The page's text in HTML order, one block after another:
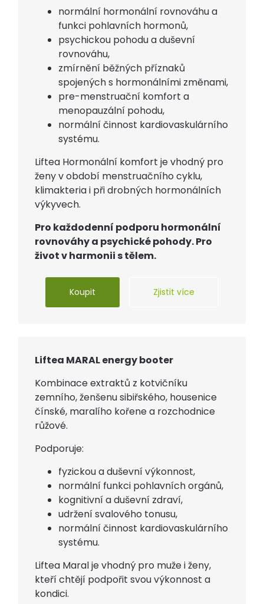
normální hormonální rovnováhu a
funkci pohlavních hormonů,
psychickou pohodu a duševní
rovnováhu,
zmírnění běžných příznaků
spojených s hormonálními změnami,
pre-menstruační komfort a
menopauzální pohodu,
normální činnost kardiovaskulárního
systému.
Liftea Hormonální komfort je vhodný pro
ženy v období menstruačního cyklu,
klimakteria i při drobných hormonálních
výkyvech.
Pro každodenní podporu hormonální
rovnováhy a psychické pohody. Pro
život v harmonii s tělem.
Koupit Zjistit více
Liftea MARAL energy booter
Kombinace extraktů z kotvičníku
zemního, ženšenu sibiřského, housenice
čínské, maralího kořene a rozchodnice
růžové.
Podporuje:
fyzickou a duševní výkonnost,
normální funkci pohlavních orgánů,
kognitivní a duševní zdraví,
udržení svalového tonusu,
normální činnost kardiovaskulárního
systému.
Liftea Maral je vhodný pro muže i ženy,
kteří chtějí podpořit svou výkonnost a
kondici.